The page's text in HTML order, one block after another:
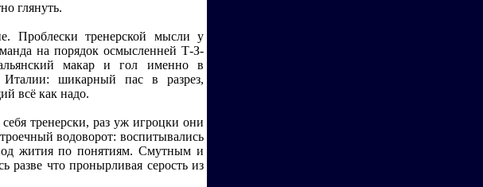
глянуть.
Проблески тренерской мысли у
на порядок осмысленней Т-З-
макар и гол именно в
Италии: шикарный пас в разрез,
всё как надо.
тренерски, раз уж игроцки они
водоворот: воспитывались
жития по понятиям. Смутным и
разве что пронырливая серость из